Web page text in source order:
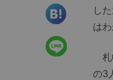
し
は
札
の3